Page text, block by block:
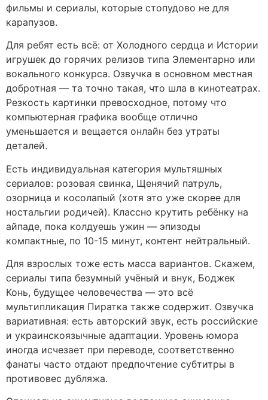
фильмы и сериалы, которые стопудово не для
карапузов.
Для ребят есть всё: от Холодного сердца и Истории
игрушек до горячих релизов типа Элементарно или
вокального конкурса. Озвучка в основном местная
добротная — та точно такая, что шла в кинотеатрах.
Резкость картинки превосходное, потому что
компьютерная графика вообще отлично
уменьшается и вещается онлайн без утраты
деталей.
Есть индивидуальная категория мультяшных
сериалов: розовая свинка, Щенячий патруль,
озорница и косолапый (хотя это уже скорее для
ностальгии родичей). Классно крутить ребёнку на
айпаде, пока колдуешь ужин — эпизоды
компактные, по 10-15 минут, контент нейтральный.
Для взрослых тоже есть масса вариантов. Скажем,
сериалы типа безумный учёный и внук, Бoджек
Конь, будущее человечества — это всё
мультипликация Пиратка также содержит. Озвучка
вариативная: есть авторский звук, есть российские
и украинскоязычные адаптации. Уровень юмора
иногда исчезает при переводе, соответственно
фанаты часто отдают предпочтение субтитры в
противовес дубляжа.